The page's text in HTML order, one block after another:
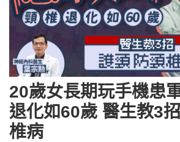
20歲女長期玩手機患
退化如60歲 醫生教3
椎病